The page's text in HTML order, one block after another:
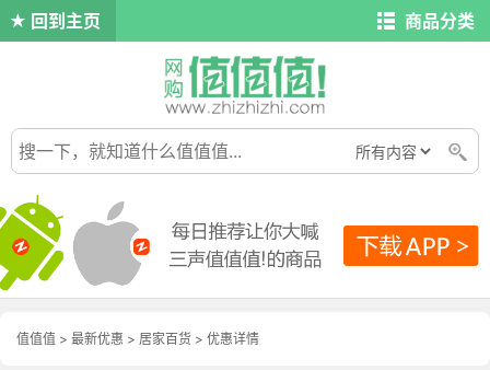
回到主页 商品分类
值值值 > 最新优惠 > 居家百货 > 优惠详情